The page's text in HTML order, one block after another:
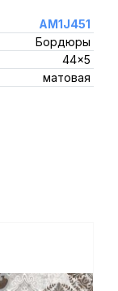
AM1J451
Бордюры
44x5
матовая